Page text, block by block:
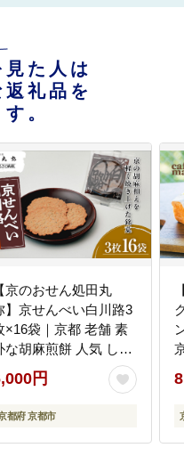
た人は
礼品を
。
【京のおせん処田丸
】京せんべい白川路3
×16袋｜京都 老舗 素
な胡麻煎餅 人気 しら
円
都府 京都市